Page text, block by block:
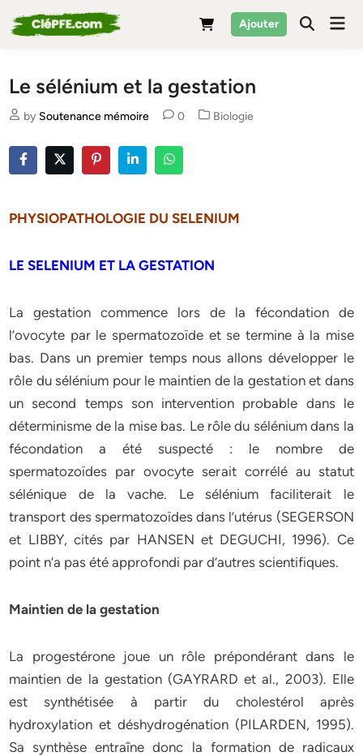
to
Ajouter
Le sélénium et la gestation
by Soutenance mémoire 0
Posted
Biologie
PHYSIOPATHOLOGIE DU SELENIUM
LE SELENIUM ET LA GESTATION
La gestation commence lors de la fécondation de
l’ovocyte par le spermatozoïde et se termine à la mise
bas. Dans un premier temps nous allons développer le
rôle du sélénium pour le maintien de la gestation et dans
un second temps son intervention probable dans le
déterminisme de la mise bas. Le rôle du sélénium dans la
fécondation a été suspecté : le nombre de
spermatozoïdes par ovocyte serait corrélé au statut
sélénique de la vache. Le sélénium faciliterait le
transport des spermatozoïdes dans l’utérus (SEGERSON
et LIBBY, cités par HANSEN et DEGUCHI, 1996). Ce
point n’a pas été approfondi par d’autres scientifiques.
Maintien de la gestation
La progestérone joue un rôle prépondérant dans le
maintien de la gestation (GAYRARD et al., 2003). Elle
est synthétisée à partir du cholestérol après
hydroxylation et déshydrogénation (PILARDEN, 1995).
Sa synthèse entraîne donc la formation de radicaux